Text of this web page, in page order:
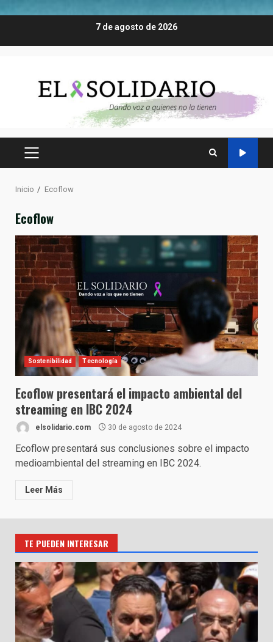
7 de agosto de 2026
MENÚ
Inicio Ecoflow
Ecoflow
Sostenibilidad Tecnología
Ecoflow presentará el impacto ambiental del
streaming en IBC 2024
elsolidario.com 30 de agosto de 2024
Ecoflow presentará sus conclusiones sobre el impacto
medioambiental del streaming en IBC 2024.
Leer Más
TE PUEDEN INTERESAR